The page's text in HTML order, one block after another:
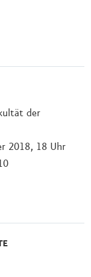
der
2018, 18 Uhr